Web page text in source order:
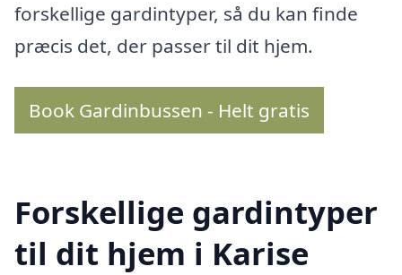
forskellige gardintyper, så du kan finde
præcis det, der passer til dit hjem.
Book Gardinbussen - Helt gratis
Forskellige gardintyper
til dit hjem i Karise